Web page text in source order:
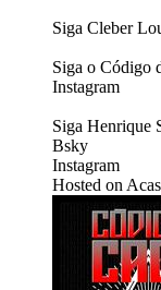
Siga Cleber
Siga o Código
Instagram
Siga Henrique
Bsky
Instagram
Hosted on